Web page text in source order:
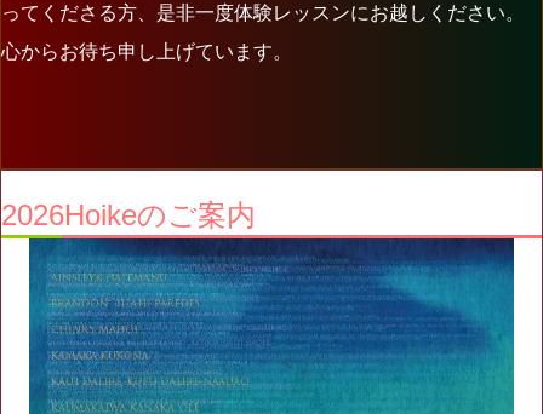
ってくださる方、是非一度体験レッスンにお越しください。
心からお待ち申し上げています。
2026Hoikeのご案内